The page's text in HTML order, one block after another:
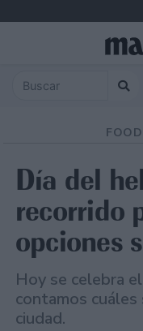
Día del
recorrido
opciones
Hoy se celebra
contamos
ciudad.